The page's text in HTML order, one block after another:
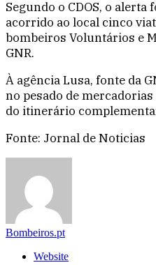
Segundo o CDOS, o alerta
acorrido ao local cinco
bombeiros Voluntários e
GNR.
À agência Lusa, fonte da
no pesado de
do itinerário
Fonte: Jornal de Noticias
Bombeiros.pt
Website